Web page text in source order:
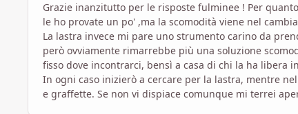
Grazie inanzitutto per le risposte fulminee ! Per
le ho provate un po' ,ma la scomodità viene nel
La lastra invece mi pare uno strumento carino da
però ovviamente rimarrebbe più una soluzione
fisso dove incontrarci, bensì a casa di chi la ha libera
In ogni caso inizierò a cercare per la lastra, mentre
e graffette. Se non vi dispiace comunque mi terrei